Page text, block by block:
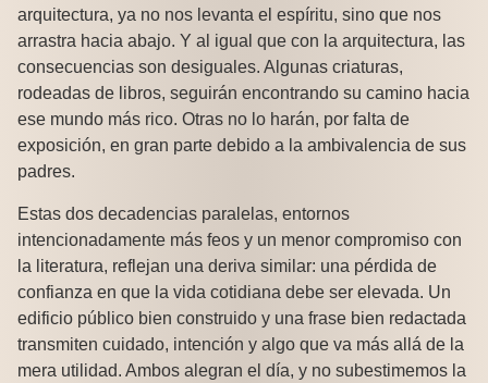
arquitectura, ya no nos levanta el espíritu, sino que nos
arrastra hacia abajo. Y al igual que con la arquitectura, las
consecuencias son desiguales. Algunas criaturas,
rodeadas de libros, seguirán encontrando su camino hacia
ese mundo más rico. Otras no lo harán, por falta de
exposición, en gran parte debido a la ambivalencia de sus
padres.
Estas dos decadencias paralelas, entornos
intencionadamente más feos y un menor compromiso con
la literatura, reflejan una deriva similar: una pérdida de
confianza en que la vida cotidiana debe ser elevada. Un
edificio público bien construido y una frase bien redactada
transmiten cuidado, intención y algo que va más allá de la
mera utilidad. Ambos alegran el día, y no subestimemos la